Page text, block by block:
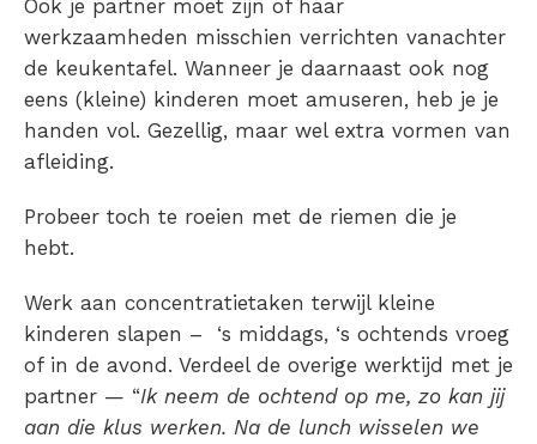
Ook je partner moet zijn of haar
werkzaamheden misschien verrichten vanachter
de keukentafel. Wanneer je daarnaast ook nog
eens (kleine) kinderen moet amuseren, heb je je
handen vol. Gezellig, maar wel extra vormen van
afleiding.
Probeer toch te roeien met de riemen die je
hebt.
Werk aan concentratietaken terwijl kleine
kinderen slapen – ‘s middags, ‘s ochtends vroeg
of in de avond. Verdeel de overige werktijd met je
partner — “Ik neem de ochtend op me, zo kan jij
aan die klus werken. Na de lunch wisselen we